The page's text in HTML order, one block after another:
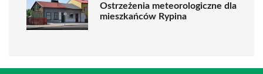
Ostrzeżenia meteorologiczne dla
mieszkańców Rypina